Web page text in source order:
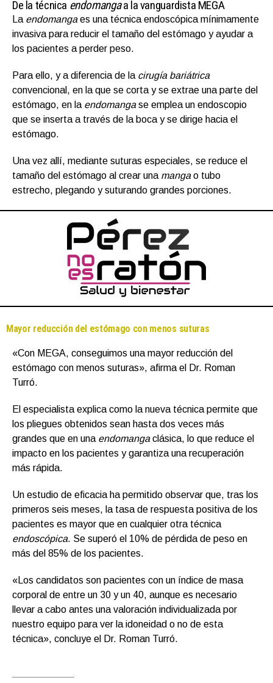
De la técnica endomangaa la vanguardista MEGA
La endomangaes una técnica endoscópica mínimamente
invasiva para reducir el tamaño del estómago y ayudar a
los pacientes a perder peso.
Para ello, y a diferencia de la cirugía bariátrica
convencional, en la que se corta y se extrae una parte del
estómago, en la endomangase emplea un endoscopio
que se inserta a través de la boca y se dirige hacia el
estómago.
Una vez allí, mediante suturas especiales, se reduce el
tamaño del estómago al crear una mangao tubo
estrecho, plegando y suturando grandes porciones.
Mayor reducción del estómago con menos suturas
«Con MEGA, conseguimos una mayor reducción del
estómago con menos suturas», afirma el Dr. Roman
Turró.
El especialista explica como la nueva técnica permite que
los pliegues obtenidos sean hasta dos veces más
grandes que en una endomangaclásica, lo que reduce el
impacto en los pacientes y garantiza una recuperación
más rápida.
Un estudio de eficacia ha permitido observar que, tras los
primeros seis meses, la tasa de respuesta positiva de los
pacientes es mayor que en cualquier otra técnica
endoscópica. Se superó el 10% de pérdida de peso en
más del 85% de los pacientes.
«Los candidatos son pacientes con un índice de masa
corporal de entre un 30 y un 40, aunque es necesario
llevar a cabo antes una valoración individualizada por
nuestro equipo para ver la idoneidad o no de esta
técnica», concluye el Dr. Roman Turró.